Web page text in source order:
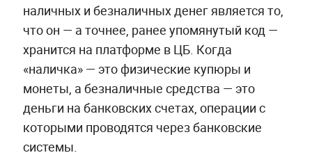
наличных и безналичных денег является то,
что он — а точнее, ранее упомянутый код —
хранится на платформе в ЦБ. Когда
«наличка» — это физические купюры и
монеты, а безналичные средства — это
деньги на банковских счетах, операции с
которыми проводятся через банковские
системы.